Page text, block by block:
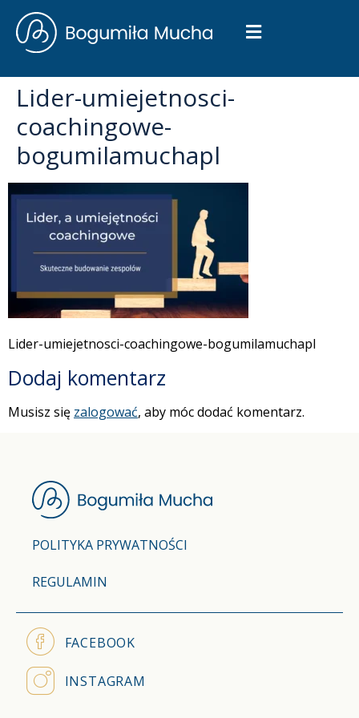
Lider-umiejetnosci-
coachingowe-
bogumilamuchapl
Lider-umiejetnosci-coachingowe-bogumilamuchapl
Dodaj komentarz
Musisz się zalogować, aby móc dodać komentarz.
POLITYKA PRYWATNOŚCI
REGULAMIN
FACEBOOK
INSTAGRAM